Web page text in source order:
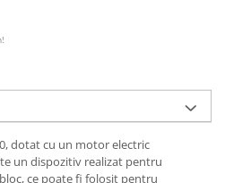
dotat cu un motor electric
un dispozitiv realizat pentru
ce poate fi folosit pentru